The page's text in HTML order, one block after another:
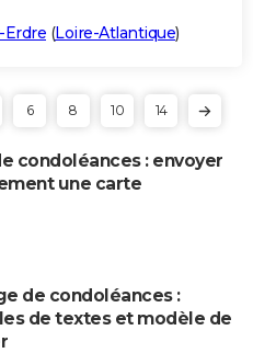
Erdre (Loire-Atlantique)
6 8 10 14
condoléances : envoyer
une carte
de condoléances :
de textes et modèle de